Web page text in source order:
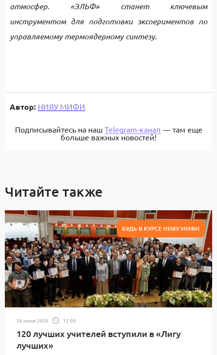
атмосфер. «ЭЛЬФ» станет ключевым
инструментом для подготовки экспериментов по
управляемому термоядерному синтезу.
Автор: НИЯУ МИФИ
Подписывайтесь на наш Telegram-канал — там еще
больше важных новостей!
Читайте также
БУДЬ В КУРСЕ НИЯУ МИФИ
26 июня 2026 12:05
120 лучших учителей вступили в «Лигу
лучших»